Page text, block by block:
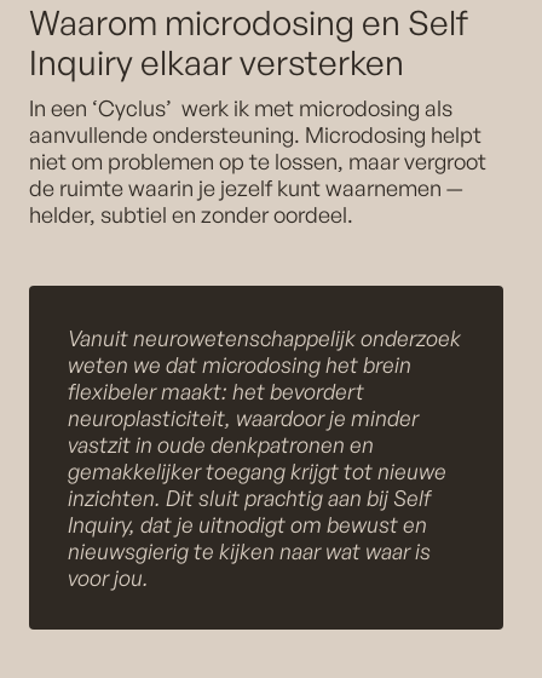
Waarom microdosing en Self
Inquiry elkaar versterken
In een ‘Cyclus’ werk ik met microdosing als
aanvullende ondersteuning. Microdosing helpt
niet om problemen op te lossen, maar vergroot
de ruimte waarin je jezelf kunt waarnemen —
helder, subtiel en zonder oordeel.
Vanuit neurowetenschappelijk onderzoek
weten we dat microdosing het brein
flexibeler maakt: het bevordert
neuroplasticiteit, waardoor je minder
vastzit in oude denkpatronen en
gemakkelijker toegang krijgt tot nieuwe
inzichten. Dit sluit prachtig aan bij Self
Inquiry, dat je uitnodigt om bewust en
nieuwsgierigte kijken naar wat waar is
voor jou.